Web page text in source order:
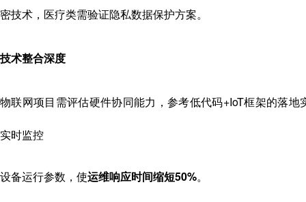
密技术，医疗类需验证隐私数据保护方案。
技术整合深度
物联网项目需评估硬件协同能力，参考低代码+IoT框架的落
实时监控
设备运行参数，使运维响应时间缩短50%。